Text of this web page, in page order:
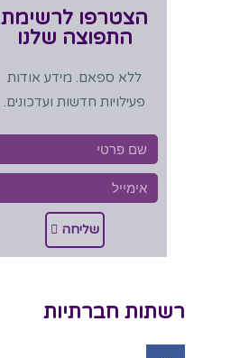
הצטרפו לרשימת
התפוצה שלנו
ללא ספאם. מידע אודות
פעילויות חדשות ועדכונים.
שליחה
רשתות חברתיות